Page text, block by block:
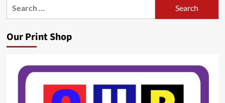
Our Print Shop